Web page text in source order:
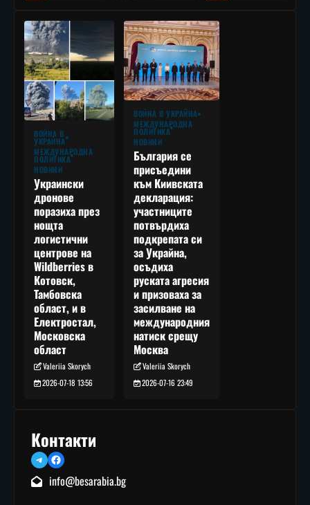
ВОЙНА В
УКРАЙНА
МЕЖДУНАРОДНА
ПОЛИТИКА
НОВИНИ
Украински
дронове
поразиха през
нощта
логистични
центрове на
Wildberries в
Котовск,
Тамбовска
област, и в
Електростал,
Московска
област
Valeriia Skorych
2026-07-18 13:56
ВОЙНА В УКРАЙНА
МЕЖДУНАРОДНА
ПОЛИТИКА
НОВИНИ
България се
присъедини
към Киивската
декларация:
участниците
потвърдиха
подкрепата си
за Украйна,
осъдиха
руската агресия
и призоваха за
засилване на
международния
натиск срещу
Москва
Valeriia Skorych
2026-07-16 23:49
Контакти
TelegramFacebook
info@besarabia.bg